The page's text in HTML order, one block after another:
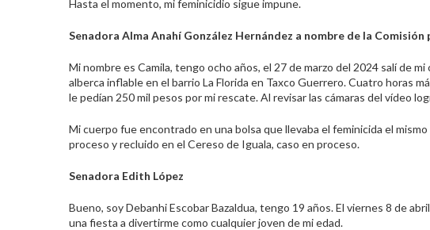
Hasta el momento, mi feminicidio sigue impune.
Senadora Alma Anahí González Hernández a nombre de la Comisión
Mi nombre es Camila, tengo ocho años, el 27 de marzo del 2024 salí de
alberca inflable en el barrio La Florida en Taxco Guerrero. Cuatro horas
le pedían 250 mil pesos por mi rescate. Al revisar las cámaras del vídeo
Mi cuerpo fue encontrado en una bolsa que llevaba el feminicida el
proceso y recluido en el Cereso de Iguala, caso en proceso.
Senadora Edith López
Bueno, soy Debanhi Escobar Bazaldua, tengo 19 años. El viernes 8 de
una fiesta a divertirme como cualquier joven de mi edad.